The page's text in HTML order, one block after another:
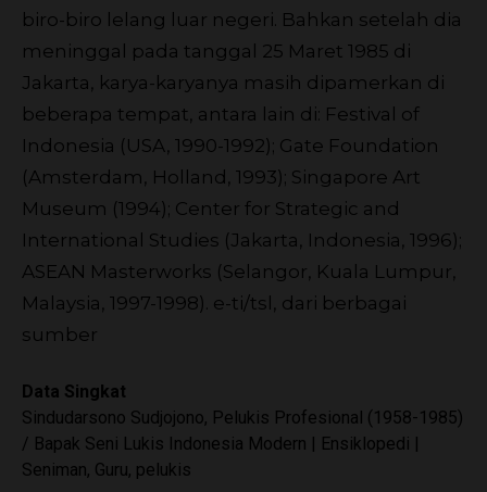
biro-biro lelang luar negeri. Bahkan setelah dia
meninggal pada tanggal 25 Maret 1985 di
Jakarta, karya-karyanya masih dipamerkan di
beberapa tempat, antara lain di: Festival of
Indonesia (USA, 1990-1992); Gate Foundation
(Amsterdam, Holland, 1993); Singapore Art
Museum (1994); Center for Strategic and
International Studies (Jakarta, Indonesia, 1996);
ASEAN Masterworks (Selangor, Kuala Lumpur,
Malaysia, 1997-1998). e-ti/tsl, dari berbagai
sumber
Data Singkat
Sindudarsono Sudjojono, Pelukis Profesional (1958-1985)
/ Bapak Seni Lukis Indonesia Modern | Ensiklopedi |
Seniman, Guru, pelukis